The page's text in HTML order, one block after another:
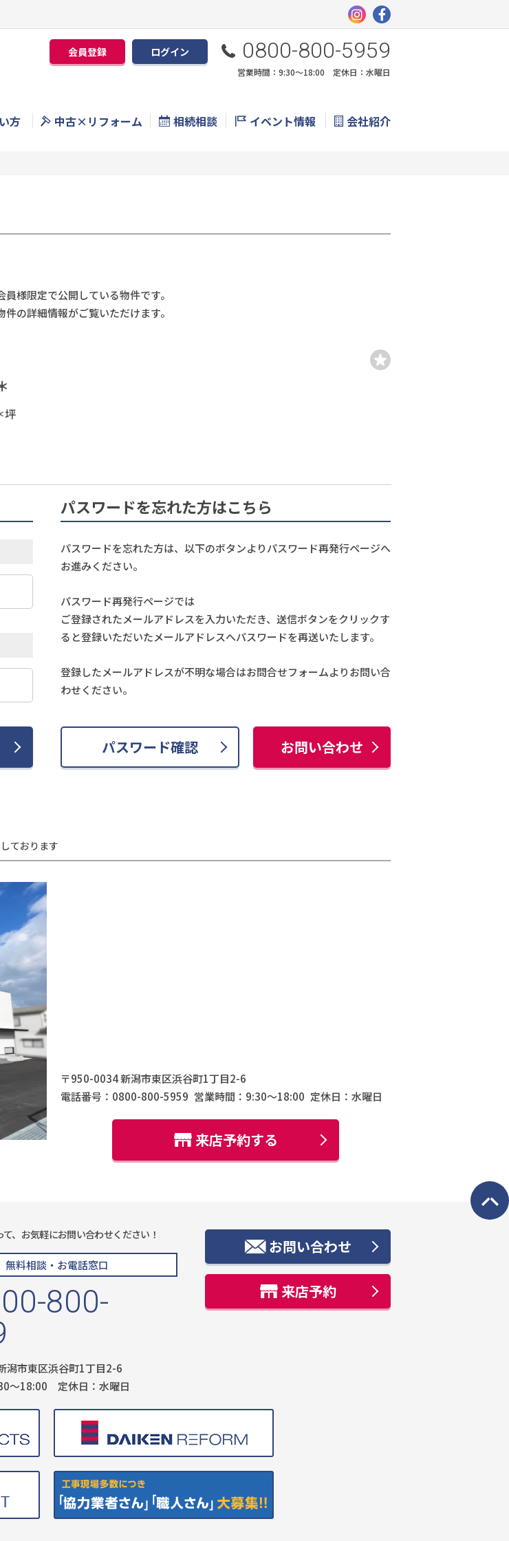
会員登録 ログイン 0800-800-5959
営業時間：9:30〜18:00 定休日：水曜日
方 中古×リフォーム 相続相談 イベント情報 会社紹介
員様限定で公開している物件です。
件の詳細情報がご覧いただけます。
坪
パスワードを忘れた方はこちら
パスワードを忘れた方は、以下のボタンよりパスワード再発行ページへ
お進みください。
パスワード再発行ページでは
ご登録されたメールアドレスを入力いただき、送信ボタンをクリックす
ると登録いただいたメールアドレスへパスワードを再送いたします。
登録したメールアドレスが不明な場合はお問合せフォームよりお問い合
わせください。
パスワード確認 お問い合わせ
ております
〒950-0034 新潟市東区浜谷町1丁目2-6
電話番号：0800-800-5959 営業時間：9:30〜18:00 定休日：水曜日
来店予約する
、お気軽にお問い合わせください！
無料相談・お電話窓口
800-
潟市東区浜谷町1丁目2-6
〜18:00 定休日：水曜日
お問い合わせ
来店予約